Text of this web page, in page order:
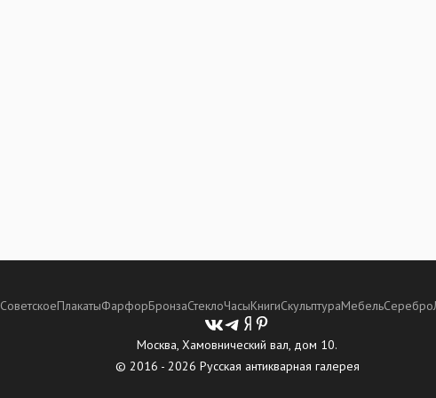
СоветскоеПлакатыФарфорБронзаСтеклоЧасыКнигиСкульптураМебельСеребро
Москва, Хамовнический вал, дом 10.
© 2016 - 2026 Русская антикварная галерея